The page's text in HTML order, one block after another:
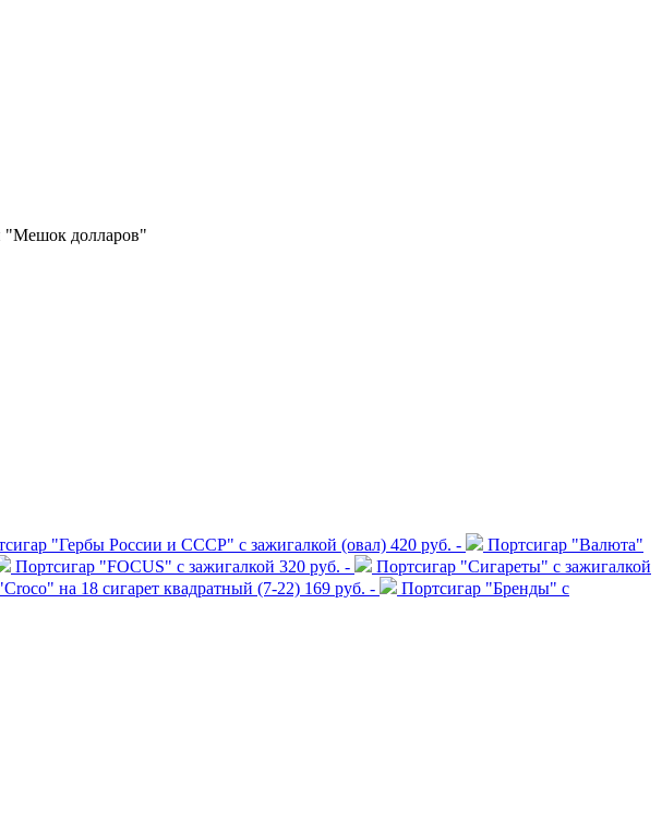
"Мешок долларов"
"Гербы России и СССР" с зажигалкой (овал) 420 руб. -
Портсигар "Валюта"
Портсигар "FOCUS" с зажигалкой 320 руб. -
Портсигар "Сигареты" с зажигалкой
на 18 сигарет квадратный (7-22) 169 руб. -
Портсигар "Бренды" с